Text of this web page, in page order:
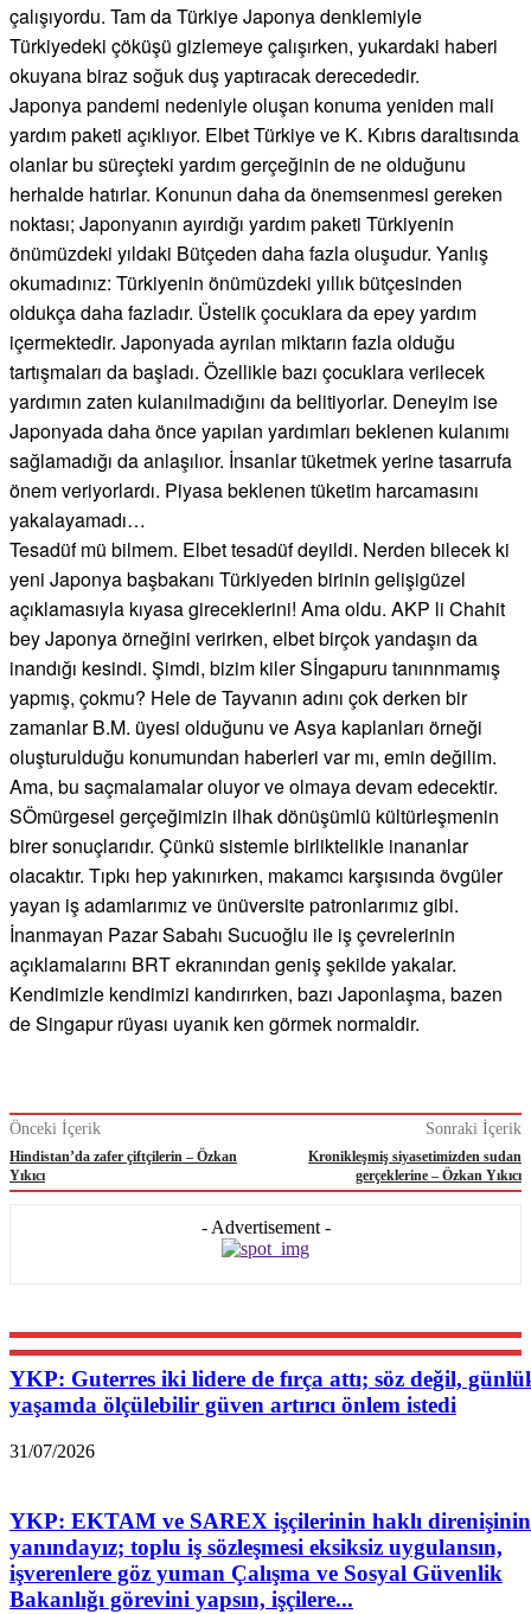
çalışıyordu. Tam da Türkiye Japonya denklemiyle
Türkiyedeki çöküşü gizlemeye çalışırken, yukardaki haberi
okuyana biraz soğuk duş yaptıracak derecededir.
Japonya pandemi nedeniyle oluşan konuma yeniden mali
yardım paketi açıklıyor. Elbet Türkiye ve K. Kıbrıs daraltısında
olanlar bu süreçteki yardım gerçeğinin de ne olduğunu
herhalde hatırlar. Konunun daha da önemsenmesi gereken
noktası; Japonyanın ayırdığı yardım paketi Türkiyenin
önümüzdeki yıldaki Bütçeden daha fazla oluşudur. Yanlış
okumadınız: Türkiyenin önümüzdeki yıllık bütçesinden
oldukça daha fazladır. Üstelik çocuklara da epey yardım
içermektedir. Japonyada ayrılan miktarın fazla olduğu
tartışmaları da başladı. Özellikle bazı çocuklara verilecek
yardımın zaten kulanılmadığını da belitiyorlar. Deneyim ise
Japonyada daha önce yapılan yardımları beklenen kulanımı
sağlamadığı da anlaşılıor. İnsanlar tüketmek yerine tasarrufa
önem veriyorlardı. Piyasa beklenen tüketim harcamasını
yakalayamadı…
Tesadüf mü bilmem. Elbet tesadüf deyildi. Nerden bilecek ki
yeni Japonya başbakanı Türkiyeden birinin gelişigüzel
açıklamasıyla kıyasa gireceklerini! Ama oldu. AKP li Chahit
bey Japonya örneğini verirken, elbet birçok yandaşın da
inandığı kesindi. Şimdi, bizim kiler Sİngapuru tanınnmamış
yapmış, çokmu? Hele de Tayvanın adını çok derken bir
zamanlar B.M. üyesi olduğunu ve Asya kaplanları örneği
oluşturulduğu konumundan haberleri var mı, emin değilim.
Ama, bu saçmalamalar oluyor ve olmaya devam edecektir.
SÖmürgesel gerçeğimizin ilhak dönüşümlü kültürleşmenin
birer sonuçlarıdır. Çünkü sistemle birliktelikle inananlar
olacaktır. Tıpkı hep yakınırken, makamcı karşısında övgüler
yayan iş adamlarımız ve ünüversite patronlarımız gibi.
İnanmayan Pazar Sabahı Sucuoğlu ile iş çevrelerinin
açıklamalarını BRT ekranından geniş şekilde yakalar.
Kendimizle kendimizi kandırırken, bazı Japonlaşma, bazen
de Singapur rüyası uyanık ken görmek normaldir.
Önceki İçerik
Hindistan’da zafer çiftçilerin – Özkan
Yıkıcı
Sonraki İçerik
Kronikleşmiş siyasetimizden sudan
gerçeklerine – Özkan Yıkıcı
- Advertisement -
YKP: Guterres iki lidere de fırça attı; söz değil,
yaşamda ölçülebilir güven artırıcı önlem istedi
31/07/2026
YKP: EKTAM ve SAREX işçilerinin haklı direnişinin
yanındayız; toplu iş sözleşmesi eksiksiz uygulansın,
işverenlere göz yuman Çalışma ve Sosyal Güvenlik
Bakanlığı görevini yapsın, işçilere...